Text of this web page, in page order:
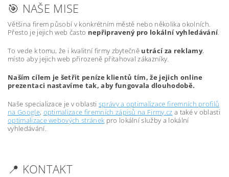
🎯 NAŠE MISE
Většina firem působí v konkrétním městě nebo několika okolních.
Přesto je jejich web často nepřipravený pro lokální vyhledávání.
To vede k tomu, že i kvalitní firmy zbytečně utrácí za reklamy,
místo aby jejich web přirozeně přitahoval zákazníky.
Naším cílem je šetřit peníze klientů tím, že jejich online
prezentaci nastavíme tak, aby fungovala dlouhodobě.
Naše specializace je v oblasti správy a optimalizace firemních profilů
na Google, optimalizace firemních zápisů na Firmy.cz a také v oblasti
optimalizace webových stránek pro lokální služby a lokální
vyhledávání.
📍 KONTAKT